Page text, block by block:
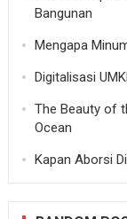
Bangunan
Mengapa
Digitalisasi
The Beauty of
Ocean
Kapan Aborsi